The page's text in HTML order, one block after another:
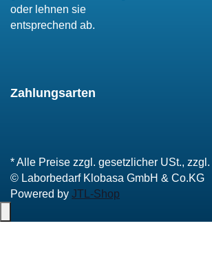
oder lehnen sie
entsprechend ab.
Zahlungsarten
* Alle Preise zzgl. gesetzlicher USt., zzgl.
© Laborbedarf Klobasa GmbH & Co.KG
Powered by JTL-Shop